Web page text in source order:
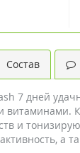
Состав
7 дней
витаминами.
и
а